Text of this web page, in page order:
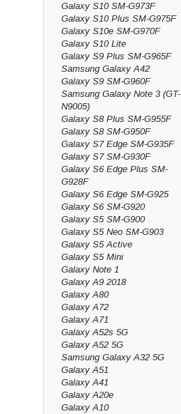
Galaxy S10 SM-G973F
Galaxy S10 Plus SM-G975F
Galaxy S10e SM-G970F
Galaxy S10 Lite
Galaxy S9 Plus SM-G965F
Samsung Galaxy A42
Galaxy S9 SM-G960F
Samsung Galaxy Note 3 (GT-
N9005)
Galaxy S8 Plus SM-G955F
Galaxy S8 SM-G950F
Galaxy S7 Edge SM-G935F
Galaxy S7 SM-G930F
Galaxy S6 Edge Plus SM-
G928F
Galaxy S6 Edge SM-G925
Galaxy S6 SM-G920
Galaxy S5 SM-G900
Galaxy S5 Neo SM-G903
Galaxy S5 Active
Galaxy S5 Mini
Galaxy Note 1
Galaxy A9 2018
Galaxy A80
Galaxy A72
Galaxy A71
Galaxy A52s 5G
Galaxy A52 5G
Samsung Galaxy A32 5G
Galaxy A51
Galaxy A41
Galaxy A20e
Galaxy A10